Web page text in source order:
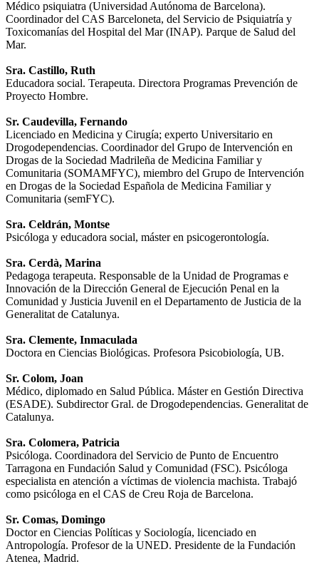
Médico psiquiatra (Universidad Autónoma de Barcelona).
Coordinador del CAS Barceloneta, del Servicio de Psiquiatría y
Toxicomanías del Hospital del Mar (INAP). Parque de Salud del
Mar.
Sra. Castillo, Ruth
Educadora social. Terapeuta. Directora Programas Prevención de
Proyecto Hombre.
Sr. Caudevilla, Fernando
Licenciado en Medicina y Cirugía; experto Universitario en
Drogodependencias. Coordinador del Grupo de Intervención en
Drogas de la Sociedad Madrileña de Medicina Familiar y
Comunitaria (SOMAMFYC), miembro del Grupo de Intervención
en Drogas de la Sociedad Española de Medicina Familiar y
Comunitaria (semFYC).
Sra. Celdrán, Montse
Psicóloga y educadora social, máster en psicogerontología.
Sra. Cerdà, Marina
Pedagoga terapeuta. Responsable de la Unidad de Programas e
Innovación de la Dirección General de Ejecución Penal en la
Comunidad y Justicia Juvenil en el Departamento de Justicia de la
Generalitat de Catalunya.
Sra. Clemente, Inmaculada
Doctora en Ciencias Biológicas. Profesora Psicobiología, UB.
Sr. Colom, Joan
Médico, diplomado en Salud Pública. Máster en Gestión Directiva
(ESADE). Subdirector Gral. de Drogodependencias. Generalitat de
Catalunya.
Sra. Colomera, Patricia
Psicóloga. Coordinadora del Servicio de Punto de Encuentro
Tarragona en Fundación Salud y Comunidad (FSC). Psicóloga
especialista en atención a víctimas de violencia machista. Trabajó
como psicóloga en el CAS de Creu Roja de Barcelona.
Sr. Comas, Domingo
Doctor en Ciencias Políticas y Sociología, licenciado en
Antropología. Profesor de la UNED. Presidente de la Fundación
Atenea, Madrid.